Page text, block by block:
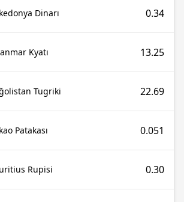
Dinarı 0.34
Kyatı 13.25
Tugriki 22.69
Patakası 0.051
Rupisi 0.30